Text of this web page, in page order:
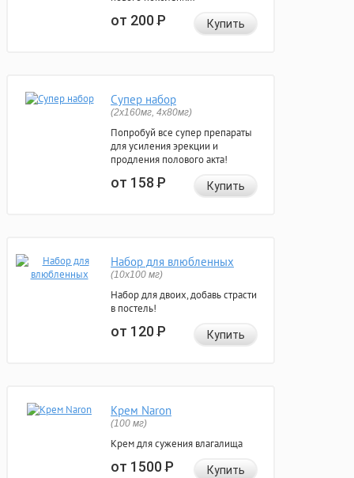
от 200Р Купить
Супер набор
(2х160мг, 4х80мг)
Попробуй все супер препараты
для усиления эрекции и
продления полового акта!
от 158Р Купить
Набор для влюбленных
(10х100 мг)
Набор для двоих, добавь страсти
в постель!
от 120Р Купить
Крем Naron
(100 мг)
Крем для сужения влагалища
от 1500Р Купить